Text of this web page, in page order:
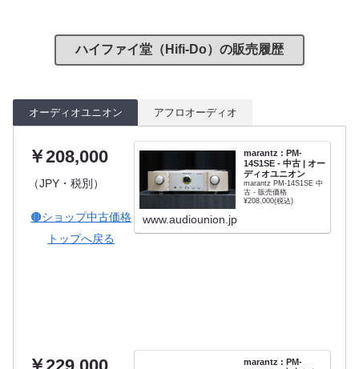
ハイファイ堂（Hifi-Do）の販売履歴
オーディオユニオン アフロオーディオ
￥208,000
（JPY・税別）
🟤ショップ中古価格
トップへ戻る
marantz : PM-
14S1SE - 中古 | オー
ディオユニオン
marantz PM-14S1SE 中
古 - 販売価格
¥208,000(税込)
www.audiounion.jp
marantz : PM-